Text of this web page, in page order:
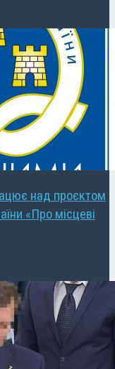
над проєктом
«Про місцеві